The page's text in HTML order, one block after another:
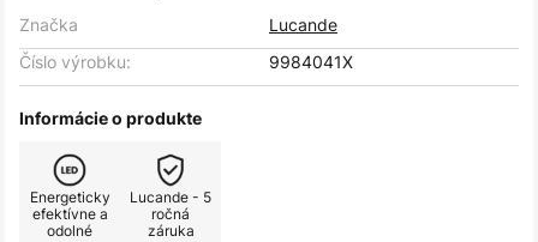
Značka
Lucande
Číslo výrobku:
9984041X
Informácie o produkte
Energeticky
efektívne a
odolné
Lucande - 5
ročná
záruka